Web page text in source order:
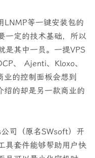
LNMP等一键安装包的
一定的技术基础，所以
是其中一员。一提VPS
、 Ajenti、Kloxo、
的控制面板会想到
的却是另一款商业的
司（原名SWsoft）开
具套件能够帮助用户快